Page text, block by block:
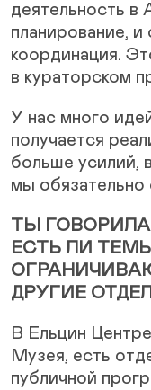
деятельность в
планирование,
координация.
в кураторском
У нас много
получается
больше усилий,
мы обязательно
ТЫ
ЕСТЬ ЛИ
ДРУГИЕ
В Ельцин
Музея, есть
публичной